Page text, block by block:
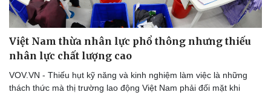
Việt Nam thừa nhân lực phổ thông nhưng thiếu
nhân lực chất lượng cao
VOV.VN - Thiếu hụt kỹ năng và kinh nghiệm làm việc là những
thách thức mà thị trường lao động Việt Nam phải đối mặt khi